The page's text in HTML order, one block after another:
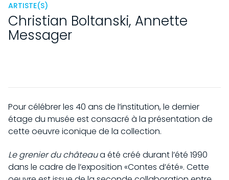
ARTISTE(S)
Christian Boltanski, Annette
Messager
Pour célébrer les 40 ans de l’institution, le dernier
étage du musée est consacré à la présentation de
cette oeuvre iconique de la collection.
Le grenier du châteaua été créé durant l’été 1990
dans le cadre de l’exposition «Contes d’été». Cette